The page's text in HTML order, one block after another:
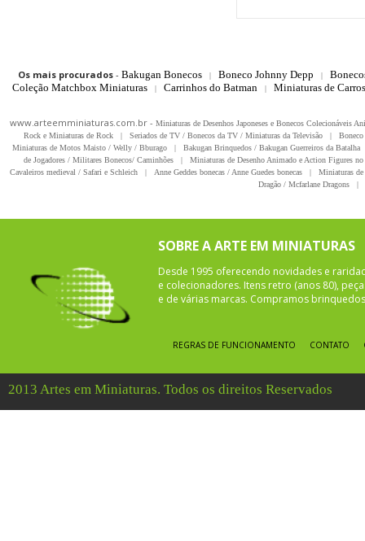
Os mais procurados- Bakugan Bonecos | Boneco Johnny Depp |
Coleção Matchbox Miniaturas
| Carrinhos do Batman | Miniaturas de
www.arteemminiaturas.com.br - Miniaturas de Desenhos Japoneses e Bonecos Colecionáveis
Rock e Miniaturas de Rock
| Seriados de TV / Bonecos da TV / Miniaturas da Televisão |
Miniaturas de Motos Maisto / Welly / Bburago
| Bakugan Brinquedos / Bakugan Guerreiros da Batalha
de Jogadores / Militares Bonecos/ Caminhões
|
Miniaturas de Desenho Animado e Action Figures
Cavaleiros medieval / Safari e Schleich
| Anne Geddes bonecas / Anne Guedes bonecas |
Miniaturas
Dragão / Mcfarlane Dragons
|
SOBRE A ARTE EM MINIATURAS
Desde 1995 oferecendo novidades e
e colecionadores. Itens retro (anos 80),
e de várias marcas. Compramos
REGRAS DE FUNCIONAMENTO CONTATO
2013 Artes em Miniaturas. Todos os direitos Reservados